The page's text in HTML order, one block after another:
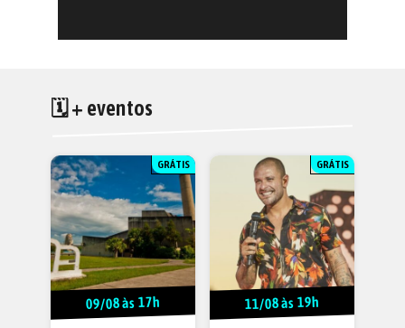
🗓 + eventos
GRÁTIS
09/08 às 17h
GRÁTIS
11/08 às 19h